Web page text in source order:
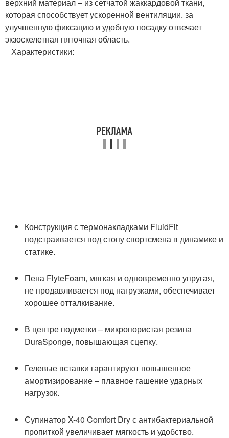
которая способствует ускоренной вентиляции. за
улучшенную фиксацию и удобную посадку отвечает
экзоскелетная пяточная область.
Характеристики:
Конструкция с термонакладками FluidFit
подстраивается под стопу спортсмена в динамике и
статике.
Пена FlyteFoam, мягкая и одновременно упругая,
не продавливается под нагрузками, обеспечивает
хорошее отталкивание.
В центре подметки – микропористая резина
DuraSponge, повышающая сцепку.
Гелевые вставки гарантируют повышенное
амортизирование – плавное гашение ударных
нагрузок.
Супинатор X-40 Comfort Dry с антибактериальной
пропиткой увеличивает мягкость и удобство.